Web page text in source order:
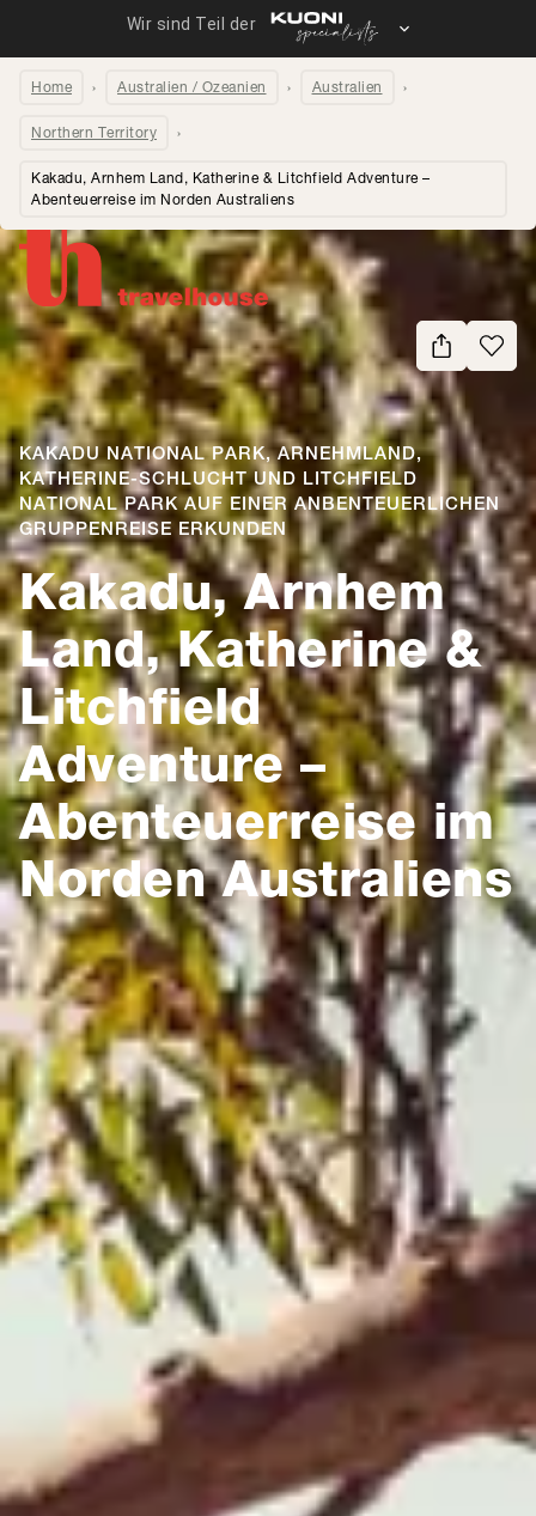
Home Australien / Ozeanien Australien
Northern Territory
Kakadu, Arnhem Land, Katherine & Litchfield Adventure –
Abenteuerreise im Norden Australiens
Kakadu, Arnhem
Land, Katherine &
Litchfield
Adventure –
Abenteuerreise im
Norden Australiens
KAKADU NATIONAL PARK, ARNEHMLAND,
KATHERINE-SCHLUCHT UND LITCHFIELD
NATIONAL PARK AUF EINER ANBENTEUERLICHEN
GRUPPENREISE ERKUNDEN